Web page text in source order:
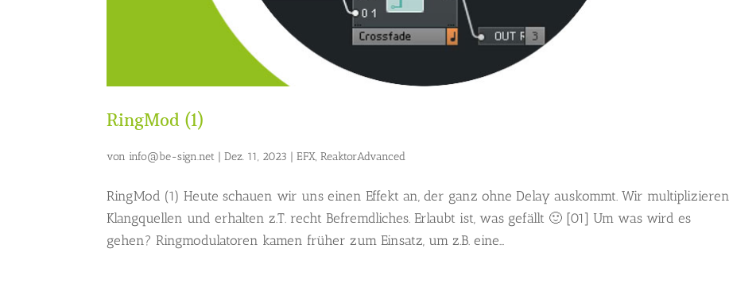
RingMod (1)
von info@be-sign.net |Dez. 11, 2023 |EFX,ReaktorAdvanced
RingMod (1) Heute schauen wir uns einen Effekt an, der ganz ohne Delay auskommt. Wir multiplizieren
Klangquellen und erhalten z.T. recht Befremdliches. Erlaubt ist, was gefällt 🙂 [01] Um was wird es
gehen? Ringmodulatoren kamen früher zum Einsatz, um z.B. eine...